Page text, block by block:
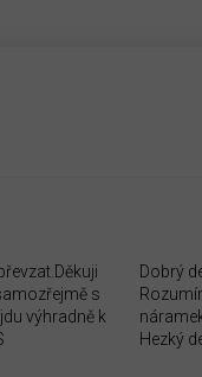
s
výhradně k
Dobrý
Hezký